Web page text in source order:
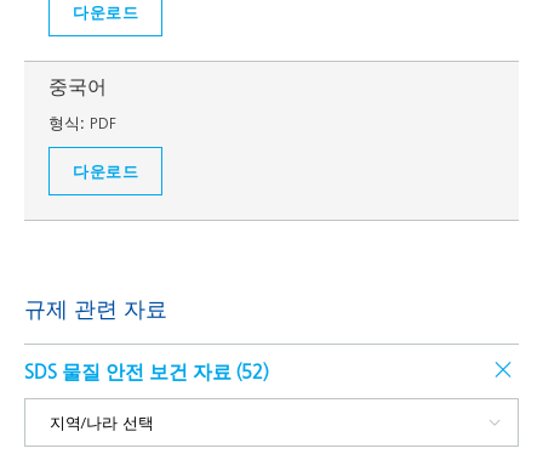
다운로드
중국어
형식: PDF
다운로드
규제 관련 자료
SDS 물질 안전 보건 자료 (52)